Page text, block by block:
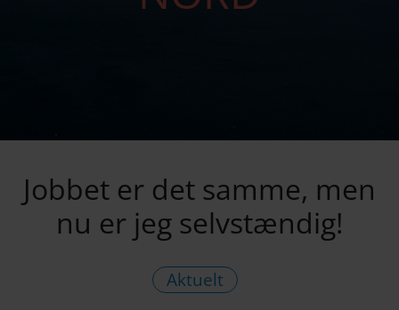
Jobbet er det samme, men
nu er jeg selvstændig!
Aktuelt